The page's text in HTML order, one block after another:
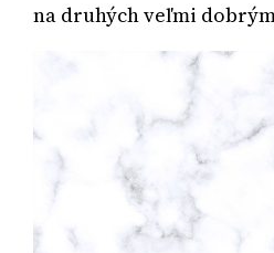
na druhých veľmi